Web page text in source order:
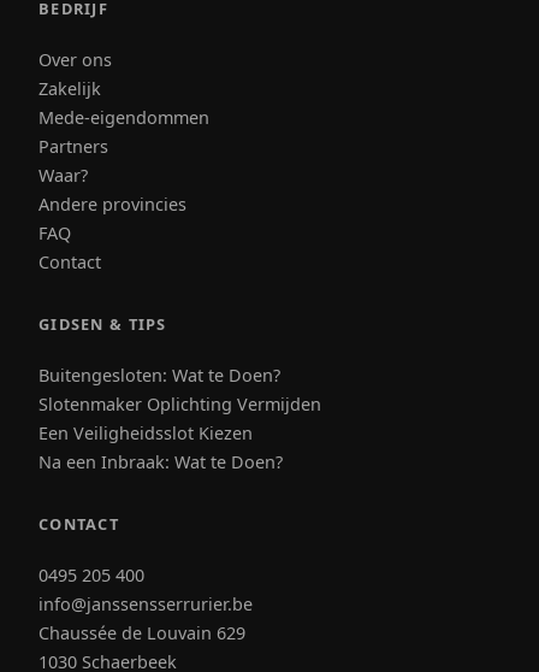
BEDRIJF
Over ons
Zakelijk
Mede-eigendommen
Partners
Waar?
Andere provincies
FAQ
Contact
GIDSEN & TIPS
Buitengesloten: Wat te Doen?
Slotenmaker Oplichting Vermijden
Een Veiligheidsslot Kiezen
Na een Inbraak: Wat te Doen?
CONTACT
0495 205 400
info@janssensserrurier.be
Chaussée de Louvain 629
1030 Schaerbeek